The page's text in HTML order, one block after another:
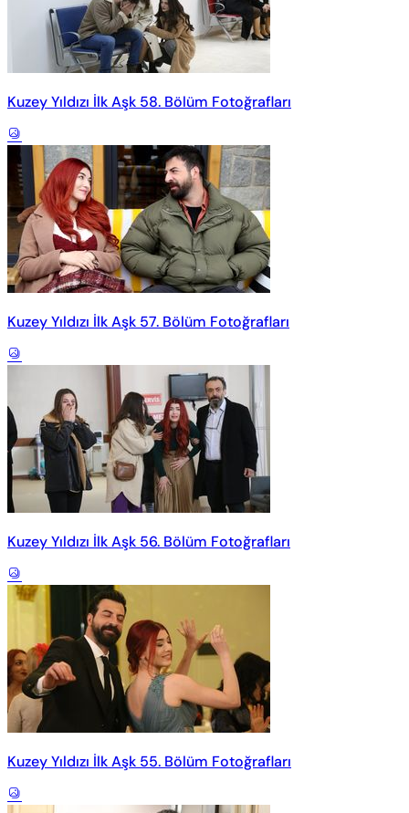
Kuzey Yıldızı İlk Aşk 58. Bölüm Fotoğrafları
Kuzey Yıldızı İlk Aşk 57. Bölüm Fotoğrafları
Kuzey Yıldızı İlk Aşk 56. Bölüm Fotoğrafları
Kuzey Yıldızı İlk Aşk 55. Bölüm Fotoğrafları